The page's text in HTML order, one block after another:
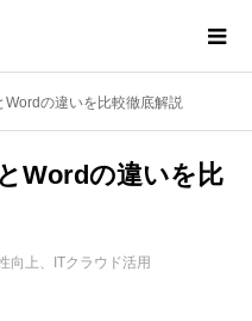
の違いを比較徹底解説
Wordの違いを比
向上、ITクラウド活用